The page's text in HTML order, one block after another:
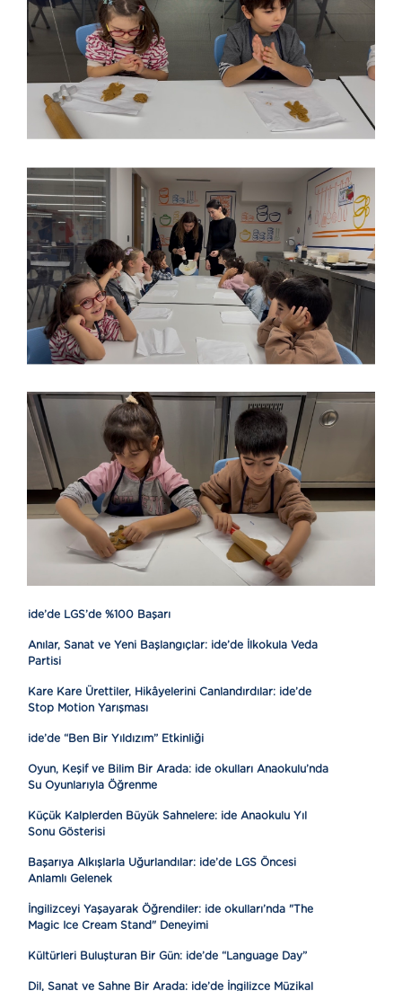
ide’de LGS’de %100 Başarı
Anılar, Sanat ve Yeni Başlangıçlar: ide’de İlkokula Veda
Partisi
Kare Kare Ürettiler, Hikâyelerini Canlandırdılar: ide’de
Stop Motion Yarışması
ide’de “Ben Bir Yıldızım” Etkinliği
Oyun, Keşif ve Bilim Bir Arada: ide okulları Anaokulu’nda
Su Oyunlarıyla Öğrenme
Küçük Kalplerden Büyük Sahnelere: ide Anaokulu Yıl
Sonu Gösterisi
Başarıya Alkışlarla Uğurlandılar: ide’de LGS Öncesi
Anlamlı Gelenek
İngilizceyi Yaşayarak Öğrendiler: ide okulları’nda "The
Magic Ice Cream Stand" Deneyimi
Kültürleri Buluşturan Bir Gün: ide’de “Language Day”
Dil, Sanat ve Sahne Bir Arada: ide’de İngilizce Müzikal